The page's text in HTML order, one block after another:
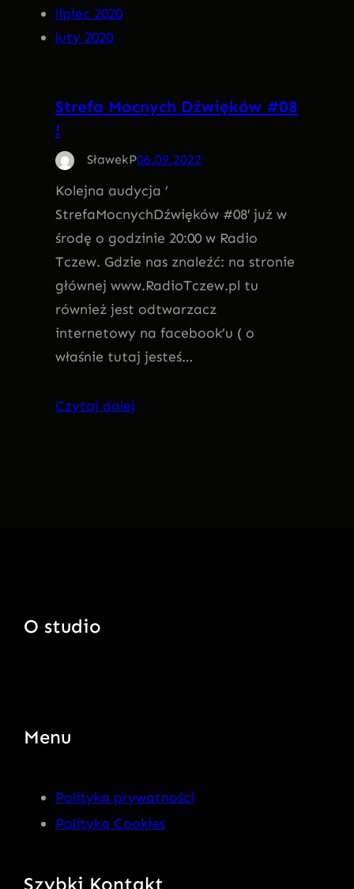
lipiec 2020
luty 2020
Strefa Mocnych Dźwięków #08
!
SławekP06.09.2022
Kolejna audycja ’
StrefaMocnychDźwięków #08′ już w
środę o godzinie 20:00 w Radio
Tczew. Gdzie nas znaleźć: na stronie
głównej www.RadioTczew.pl tu
również jest odtwarzacz
internetowy na facebook’u ( o
właśnie tutaj jesteś…
Czytaj dalej
O studio
Menu
Polityka prywatności
Polityka Cookies
Szybki Kontakt